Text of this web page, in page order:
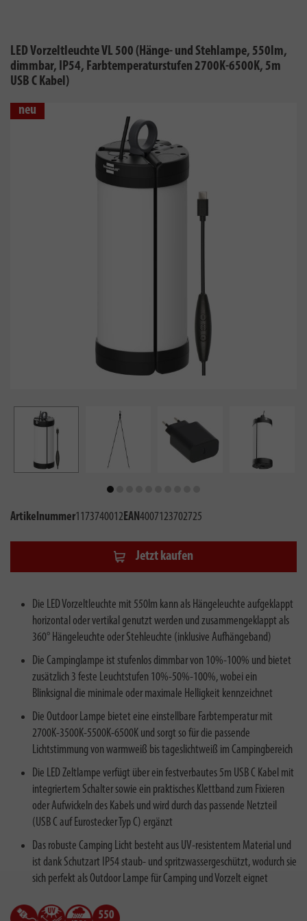
LED Vorzeltleuchte VL 500 (Hänge- und Stehlampe, 550lm,
dimmbar, IP54, Farbtemperaturstufen 2700K-6500K, 5m
USB C Kabel)
neu
Artikelnummer1173740012EAN4007123702725
Jetzt kaufen
Die LED Vorzeltleuchte mit 550lm kann als Hängeleuchte aufgeklappt
horizontal oder vertikal genutzt werden und zusammengeklappt als
360° Hängeleuchte oder Stehleuchte (inklusive Aufhängeband)
Die Campinglampe ist stufenlos dimmbar von 10%-100% und bietet
zusätzlich 3 feste Leuchtstufen 10%-50%-100%, wobei ein
Blinksignal die minimale oder maximale Helligkeit kennzeichnet
Die Outdoor Lampe bietet eine einstellbare Farbtemperatur mit
2700K-3500K-5500K-6500K und sorgt so für die passende
Lichtstimmung von warmweiß bis tageslichtweiß im Campingbereich
Die LED Zeltlampe verfügt über ein festverbautes 5m USB C Kabel mit
integriertem Schalter sowie ein praktisches Klettband zum Fixieren
oder Aufwickeln des Kabels und wird durch das passende Netzteil
(USB C auf Eurostecker Typ C) ergänzt
Das robuste Camping Licht besteht aus UV-resistentem Material und
ist dank Schutzart IP54 staub- und spritzwassergeschützt, wodurch sie
sich perfekt als Outdoor Lampe für Camping und Vorzelt eignet